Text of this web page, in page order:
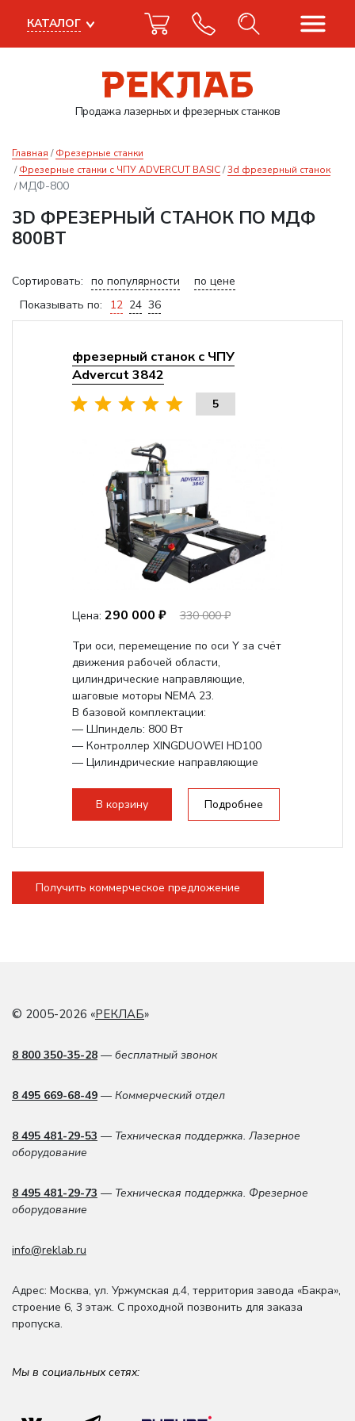
Продажа лазерныхи фрезерных станков
КАТАЛОГ
Главная
Фрезерные станки
Фрезерные станки с ЧПУ ADVERCUT BASIC 3d фрезерный станок
МДФ-800
3D ФРЕЗЕРНЫЙ СТАНОК ПО МДФ
800ВТ
Сортировать: по популярности
по цене
Показывать по:
12 24 36
фрезерный станок с ЧПУ
Advercut 3842
5
Цена: 290 000 ₽
330 000 ₽
Три оси, перемещение по оси Y за счёт
движения рабочей области,
цилиндрические направляющие,
шаговые моторы NEMA 23.
В базовой комплектации:
— Шпиндель: 800 Вт
— Контроллер XINGDUOWEI HD100
— Цилиндрические направляющие
В корзину
Подробнее
Получить коммерческое предложение
© 2005-2026 «РЕКЛАБ»
8 800 350-35-28 — бесплатный звонок
8 495 669-68-49 — Коммерческий отдел
8 495 481-29-53 — Техническая поддержка. Лазерное
оборудование
8 495 481-29-73 — Техническая поддержка. Фрезерное
оборудование
info@reklab.ru
Адрес: Москва, ул. Уржумская д.4, территория завода «Бакра»,
строение 6, 3 этаж. С проходной позвонить для заказа
пропуска.
Мы в социальных сетях: